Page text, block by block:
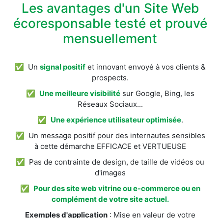
Les avantages d'un Site Web
écoresponsable testé et prouvé
mensuellement
✅ Un signal positifet innovant envoyé à vos clients &
prospects.
✅ Une meilleure visibilitésur Google, Bing, les
Réseaux Sociaux...
✅ Une expérience utilisateur optimisée.
✅ Un message positif pour des internautes sensibles
à cette démarche EFFICACE et VERTUEUSE
✅ Pas de contrainte de design, de taille de vidéos ou
d'images
✅ Pour des site web vitrine ou e-commerce ou en
complément de votre site actuel.
Exemples d'application: Mise en valeur de votre